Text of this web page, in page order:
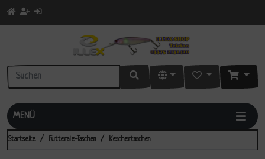
MENÜ
Startseite Futterale-Taschen Keschertaschen